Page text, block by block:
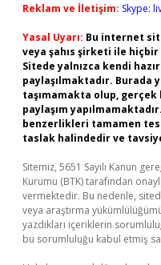
Reklam ve İletişim: Skype:
Yasal Uyarı: Bu internet
veya şahıs şirketi ile
Sitede yalnızca kendi
paylaşılmaktadır.
taşımamakta olup,
paylaşım
benzerlikleri tamamen
taslak halindedir ve
Sitemiz, 5651 Sayılı Kanun
Kurumu (BTK) tarafından
vermektedir. Bu nedenle,
veya araştırma
yazdıkları içeriklerin
bu sorumluluğu kabul etmiş